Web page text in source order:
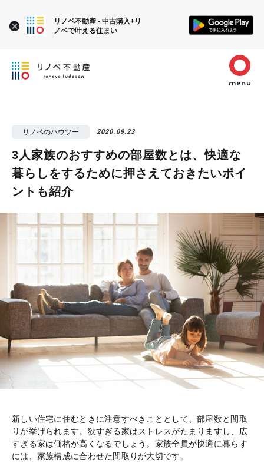
リノベのハウツー 2020.09.23
3人家族のおすすめの部屋数とは、快適な
暮らしをするために押さえておきたいポイ
ントも紹介
新しい住宅に住むときに注意すべきこととして、部屋数と間取
りが挙げられます。狭すぎる家はストレスがたまりますし、広
すぎる家は価格が高くなるでしょう。家族全員が快適に暮らす
には、家族構成に合わせた間取りが大切です。
リノベ不動産 - 中古購入+リ
ノベで叶える住まい